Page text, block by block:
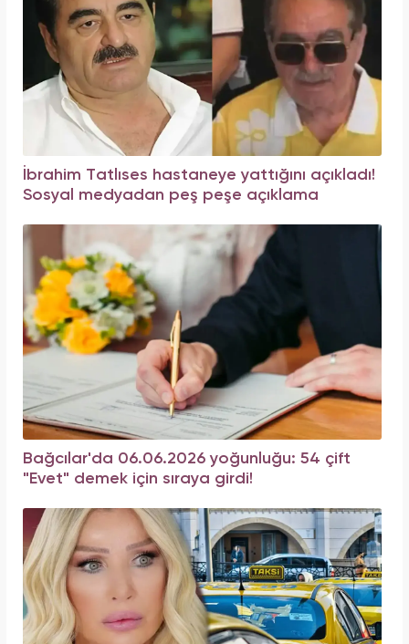
İbrahim Tatlıses hastaneye yattığını açıkladı!
Sosyal medyadan peş peşe açıklama
Bağcılar'da 06.06.2026 yoğunluğu: 54 çift
"Evet" demek için sıraya girdi!